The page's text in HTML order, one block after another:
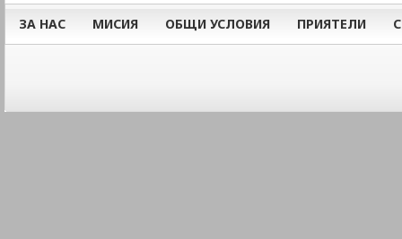
ЗА НАС МИСИЯ ОБЩИ УСЛОВИЯ ПРИЯТЕЛИ